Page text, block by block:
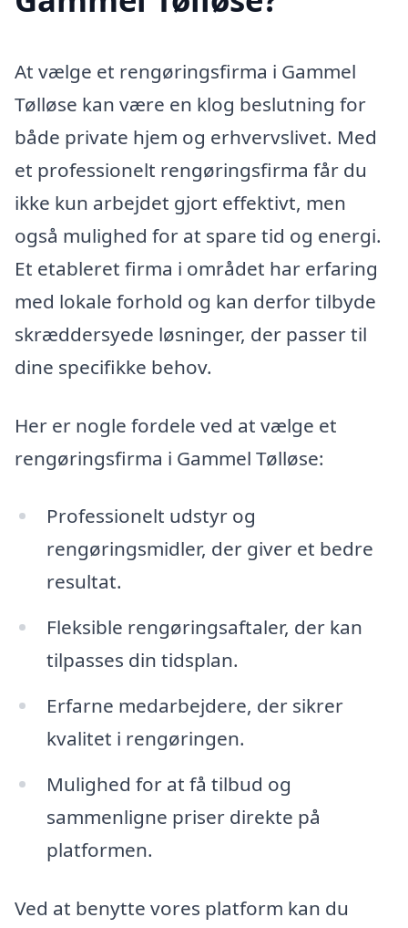
At vælge et rengøringsfirma i Gammel
Tølløse kan være en klog beslutning for
både private hjem og erhvervslivet. Med
et professionelt rengøringsfirma får du
ikke kun arbejdet gjort effektivt, men
også mulighed for at spare tid og energi.
Et etableret firma i området har erfaring
med lokale forhold og kan derfor tilbyde
skræddersyede løsninger, der passer til
dine specifikke behov.
Her er nogle fordele ved at vælge et
rengøringsfirma i Gammel Tølløse:
Professionelt udstyr og
rengøringsmidler, der giver et bedre
resultat.
Fleksible rengøringsaftaler, der kan
tilpasses din tidsplan.
Erfarne medarbejdere, der sikrer
kvalitet i rengøringen.
Mulighed for at få tilbud og
sammenligne priser direkte på
platformen.
Ved at benytte vores platform kan du